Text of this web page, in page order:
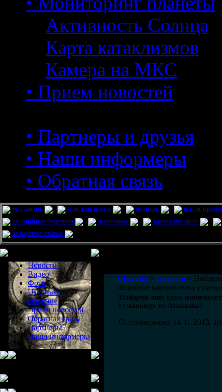
Активность Солнца
Карта катаклизмов
Камера на МКС
• Прием новостей
• Партнеры и друзья
• Наши информеры
• Обратная связь
pro жизнь новости науки человек
нло и
стихийные бедствия
животные
тайны истории
авторские статьи
Новости
Видео
Фото
UFOleaks -
общение
Прием новостей
Обратная связь
Партнеры
Наши информеры
UfoLeaks » Новости »
подобное карликовому
Найдено еще одно
гуманоиду из Атакамы?
Опубликовано: 14-11-2013,